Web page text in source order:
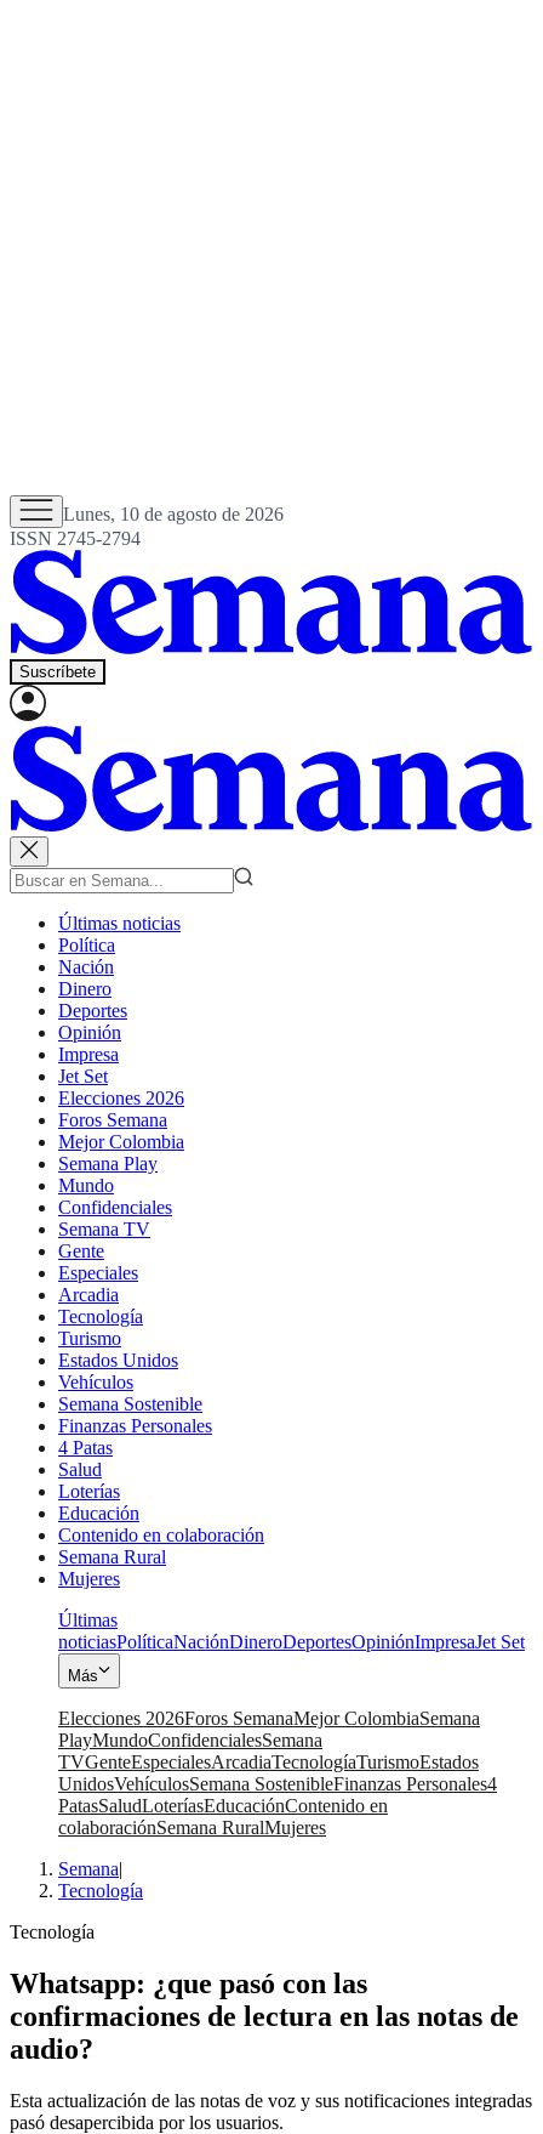
Lunes, 10 de agosto de 2026
ISSN 2745-2794
Suscríbete
Últimas noticias
Política
Nación
Dinero
Deportes
Opinión
Impresa
Jet Set
Elecciones 2026
Foros Semana
Mejor Colombia
Semana Play
Mundo
Confidenciales
Semana TV
Gente
Especiales
Arcadia
Tecnología
Turismo
Estados Unidos
Vehículos
Semana Sostenible
Finanzas Personales
4 Patas
Salud
Loterías
Educación
Contenido en colaboración
Semana Rural
Mujeres
Últimas
noticiasPolíticaNaciónDineroDeportesOpiniónImpresaJet Set
Más
Elecciones 2026Foros SemanaMejor ColombiaSemana
PlayMundoConfidencialesSemana
TVGenteEspecialesArcadiaTecnologíaTurismoEstados
UnidosVehículosSemana SostenibleFinanzas Personales4
PatasSaludLoteríasEducaciónContenido en
colaboraciónSemana RuralMujeres
Semana|
Tecnología
Tecnología
Whatsapp: ¿que pasó con las
confirmaciones de lectura en las notas de
audio?
Esta actualización de las notas de voz y sus notificaciones integradas
pasó desapercibida por los usuarios.